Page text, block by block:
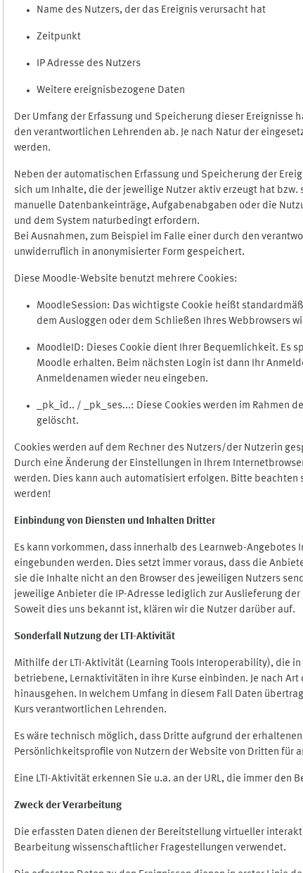
Name des Nutzers, der das Ereignis verursacht hat
Zeitpunkt
IP Adresse des Nutzers
Weitere ereignisbezogene Daten
Der Umfang der Erfassung und Speicherung dieser
den verantwortlichen Lehrenden ab. Je nach Natur der
werden.
Neben der automatischen Erfassung und Speicherung der
sich um Inhalte, die der jeweilige Nutzer aktiv erzeugt hat
manuelle Datenbankeinträge, Aufgabenabgaben oder die
und dem System naturbedingt erfordern.
Bei Ausnahmen, zum Beispiel im Falle einer durch den
unwiderruflich in anonymisierter Form gespeichert.
Diese Moodle-Website benutzt mehrere Cookies:
MoodleSession: Das wichtigste Cookie heißt
dem Ausloggen oder dem Schließen Ihres Webbrowsers
MoodleID: Dieses Cookie dient Ihrer Bequemlichkeit. Es
Moodle erhalten. Beim nächsten Login ist dann Ihr
Anmeldenamen wieder neu eingeben.
_pk_id.. / _pk_ses...: Diese Cookies werden im Rahmen
gelöscht.
Cookies werden auf dem Rechner des Nutzers/der Nutzerin
Durch eine Änderung der Einstellungen in Ihrem
werden. Dies kann auch automatisiert erfolgen. Bitte
werden!
Einbindung von Diensten und Inhalten Dritter
Es kann vorkommen, dass innerhalb des Learnweb-Angebotes
eingebunden werden. Dies setzt immer voraus, dass die
sie die Inhalte nicht an den Browser des jeweiligen Nutzers
jeweilige Anbieter die IP-Adresse lediglich zur Auslieferung
Soweit dies uns bekannt ist, klären wir die Nutzer darüber auf.
Sonderfall Nutzung der LTI-Aktivität
Mithilfe der LTI-Aktivität (Learning Tools Interoperability), die
betriebene, Lernaktivitäten in ihre Kurse einbinden. Je nach
hinausgehen. In welchem Umfang in diesem Fall Daten
Kurs verantwortlichen Lehrenden.
Es wäre technisch möglich, dass Dritte aufgrund der
Persönlichkeitsprofile von Nutzern der Website von Dritten für
Eine LTI-Aktivität erkennen Sie u.a. an der URL, die immer
Zweck der Verarbeitung
Die erfassten Daten dienen der Bereitstellung virtueller
Bearbeitung wissenschaftlicher Fragestellungen verwendet.